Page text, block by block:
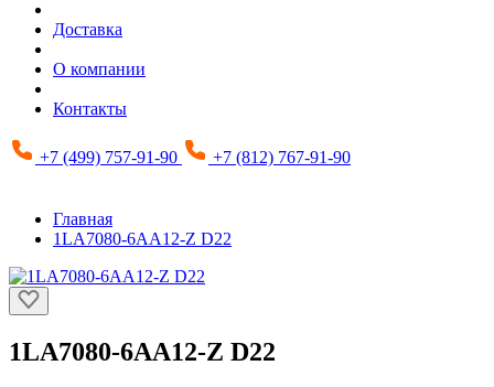
Доставка
О компании
Контакты
+7 (499) 757-91-90 +7 (812) 767-91-90
Главная
1LA7080-6AA12-Z D22
1LA7080-6AA12-Z D22